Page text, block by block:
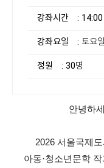
강좌시간 :
강좌요일 : 토요일
정원 : 30명
안녕하
2026 서울국제
아동·청소년문학